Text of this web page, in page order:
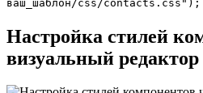
ваш_шаблон/css/
Настройка стилей
визуальный редактор